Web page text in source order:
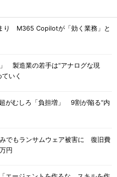
り M365 Copilotが「効く業務」と
」 製造業の若手は“アナログな現
いく
がむしろ「負担増」 9割が陥る“内
でもランサムウェア被害に 復旧費
円